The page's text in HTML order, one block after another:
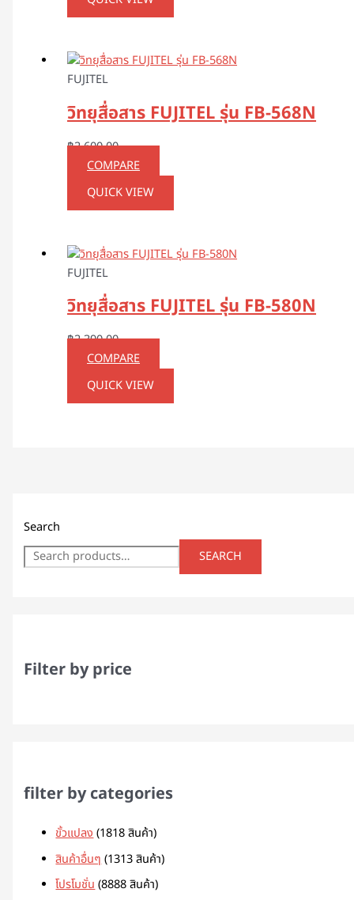
Search
SEARCH
Filter by price
filter by categories
ขั้วแปลง 1818 สินค้า
สินค้าอื่นๆ 1313 สินค้า
โปรโมชั่น 8888 สินค้า
FUJITEL
วิทยุสื่อสาร FUJITEL รุ่น FB-568N
฿2,600.00
COMPARE
QUICK VIEW
FUJITEL
วิทยุสื่อสาร FUJITEL รุ่น FB-580N
฿2,390.00
COMPARE
QUICK VIEW